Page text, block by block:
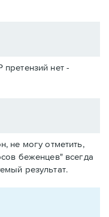
нет -
не могу отметить,
беженцев" всегда
результат.